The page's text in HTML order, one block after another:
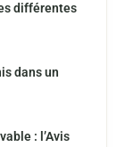
différentes
dans un
: l’Avis